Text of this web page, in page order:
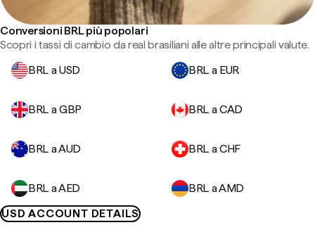
Conversioni BRL più popolari
Scopri i tassi di cambio da real brasiliani alle altre principali valute.
BRL a USD
BRL a EUR
BRL a GBP BRL a CAD
BRL a AUD BRL a CHF
BRL a AED
BRL a AMD
USD ACCOUNT DETAILS